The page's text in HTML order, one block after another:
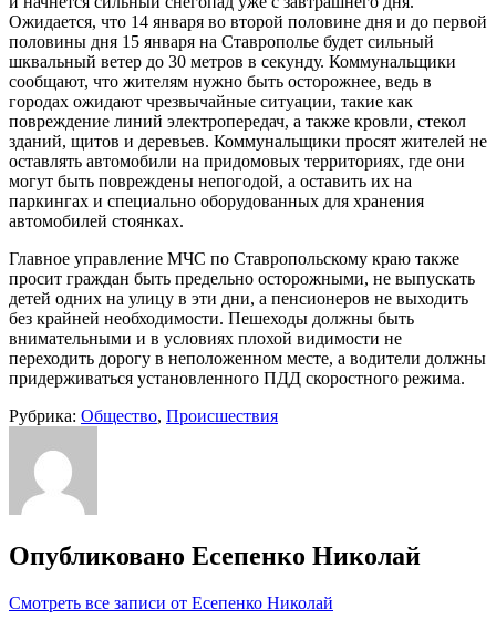
Ожидается, что 14 января во второй половине дня и до первой
половины дня 15 января на Ставрополье будет сильный
шквальный ветер до 30 метров в секунду. Коммунальщики
сообщают, что жителям нужно быть осторожнее, ведь в
городах ожидают чрезвычайные ситуации, такие как
повреждение линий электропередач, а также кровли, стекол
зданий, щитов и деревьев. Коммунальщики просят жителей не
оставлять автомобили на придомовых территориях, где они
могут быть повреждены непогодой, а оставить их на
паркингах и специально оборудованных для хранения
автомобилей стоянках.
Главное управление МЧС по Ставропольскому краю также
просит граждан быть предельно осторожными, не выпускать
детей одних на улицу в эти дни, а пенсионеров не выходить
без крайней необходимости. Пешеходы должны быть
внимательными и в условиях плохой видимости не
переходить дорогу в неположенном месте, а водители должны
придерживаться установленного ПДД скоростного режима.
Рубрика: Общество, Происшествия
Опубликовано Есепенко Николай
Смотреть все записи от Есепенко Николай